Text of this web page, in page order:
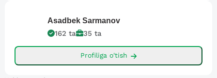
Asadbek Sarmanov
162 ta 35 ta
Profiliga o'tish